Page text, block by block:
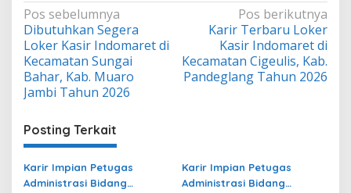
Navigasi
pos
Pos sebelumnya
Dibutuhkan Segera
Loker Kasir Indomaret di
Kecamatan Sungai
Bahar, Kab. Muaro
Jambi Tahun 2026
Pos berikutnya
Karir Terbaru Loker
Kasir Indomaret di
Kecamatan Cigeulis, Kab.
Pandeglang Tahun 2026
Posting Terkait
Karir Impian Petugas
Administrasi Bidang
Karir Impian Petugas
Administrasi Bidang